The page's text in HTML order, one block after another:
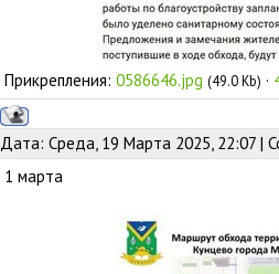
Прикрепления: 0586646.jpg (49.0 Kb) ·
Дата: Среда, 19 Марта 2025, 22:07 |
1 марта